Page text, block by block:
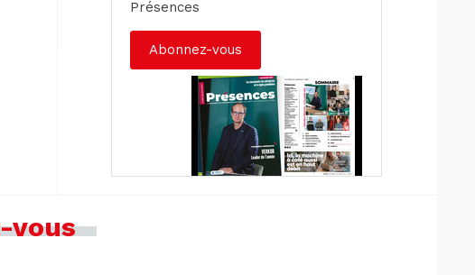
Présences
Abonnez-vous
vous